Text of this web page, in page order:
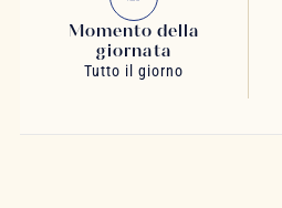
Momento della
giornata
Tutto il giorno